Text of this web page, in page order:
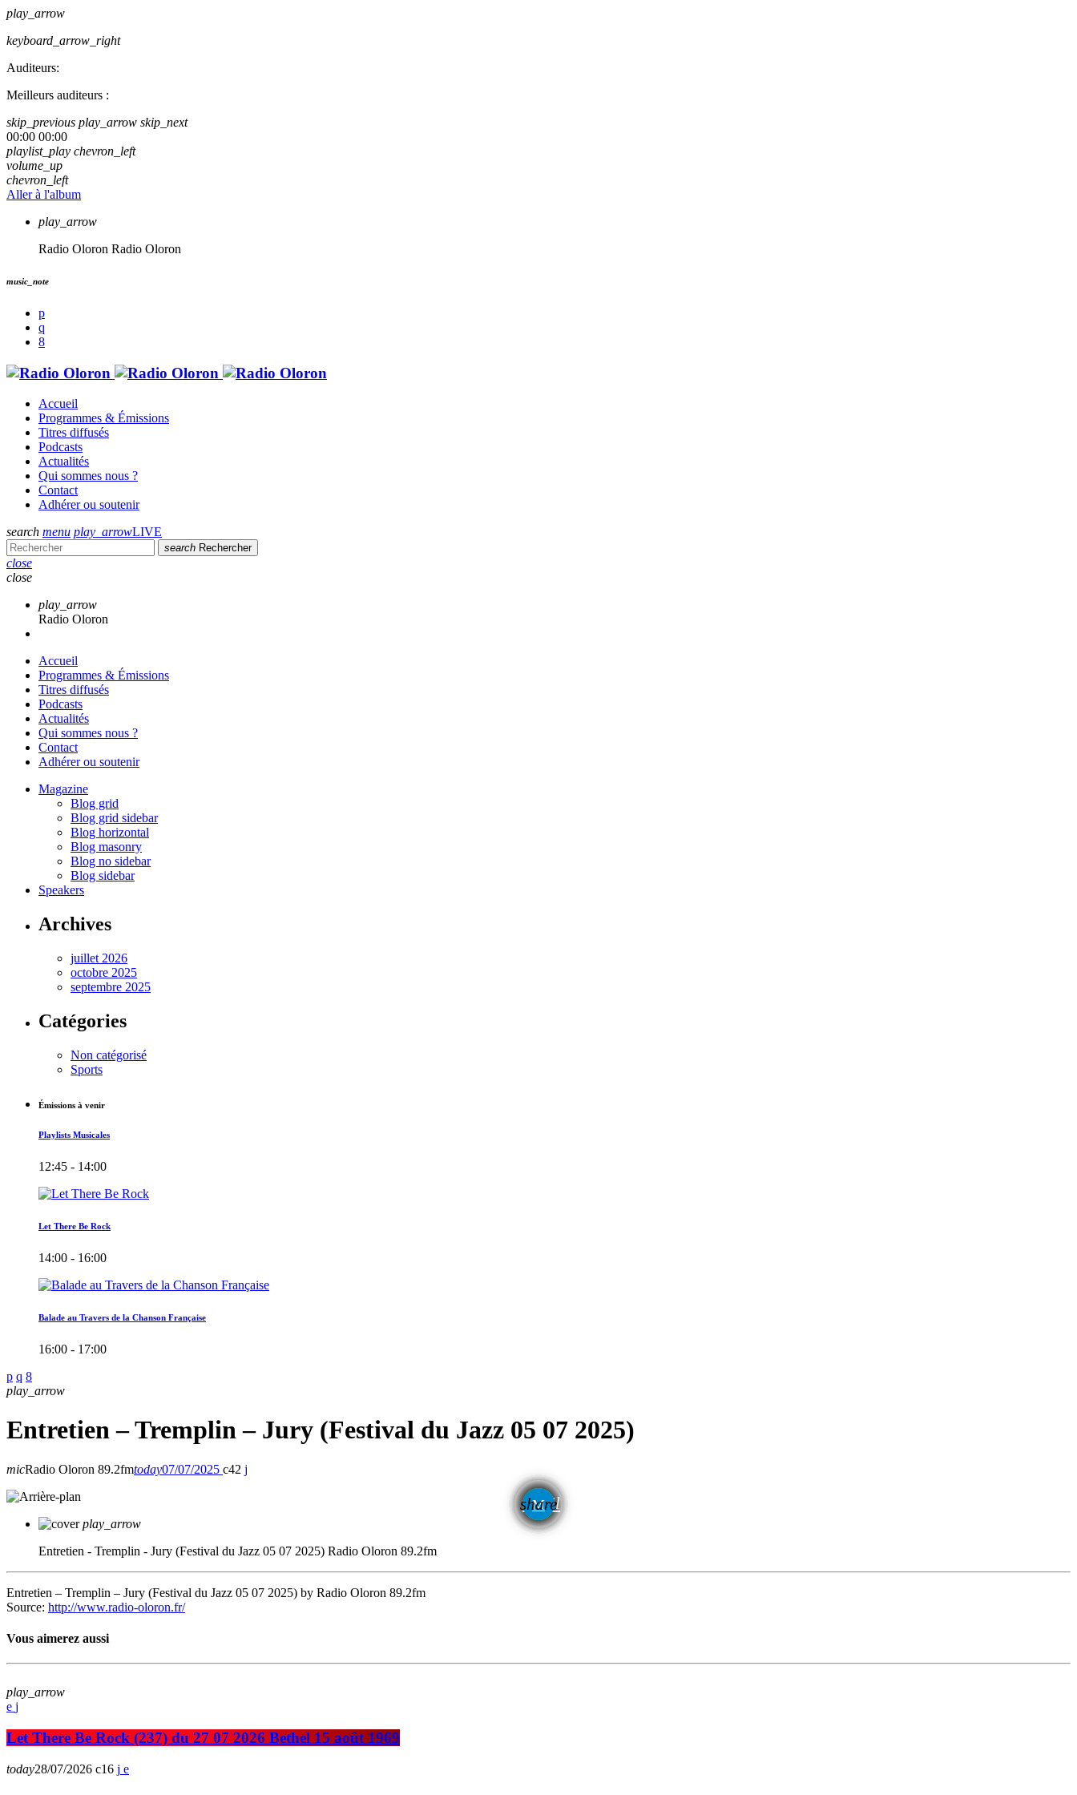
play_arrow
keyboard_arrow_right
Auditeurs:
Meilleurs auditeurs :
skip_previous play_arrow skip_next
00:00 00:00
playlist_play chevron_left
volume_up
chevron_left
Aller à l'album
play_arrow
Radio Oloron Radio Oloron
music_note
Accueil
Programmes & Émissions
Titres diffusés
Podcasts
Actualités
Qui sommes nous ?
Contact
Adhérer ou soutenir
search menu play_arrowLIVE
search Rechercher
close
close
play_arrow
Radio Oloron
Accueil
Programmes & Émissions
Titres diffusés
Podcasts
Actualités
Qui sommes nous ?
Contact
Adhérer ou soutenir
Magazine
Blog grid
Blog grid sidebar
Blog horizontal
Blog masonry
Blog no sidebar
Blog sidebar
Speakers
Archives
juillet 2026
octobre 2025
septembre 2025
Catégories
Non catégorisé
Sports
Émissions à venir
Playlists Musicales
12:45 - 14:00
Let There Be Rock
14:00 - 16:00
Balade au Travers de la Chanson Française
16:00 - 17:00
play_arrow
Entretien – Tremplin – Jury (Festival du Jazz 05 07 2025)
micRadio Oloron 89.2fmtoday07/07/2025 42
share
email
play_arrow
Entretien - Tremplin - Jury (Festival du Jazz 05 07 2025) Radio Oloron 89.2fm
Entretien – Tremplin – Jury (Festival du Jazz 05 07 2025) by Radio Oloron 89.2fm
Source: http://www.radio-oloron.fr/
Vous aimerez aussi
play_arrow
Let There Be Rock (237) du 27 07 2026 Bethel 15 août 1969
today28/07/2026 16